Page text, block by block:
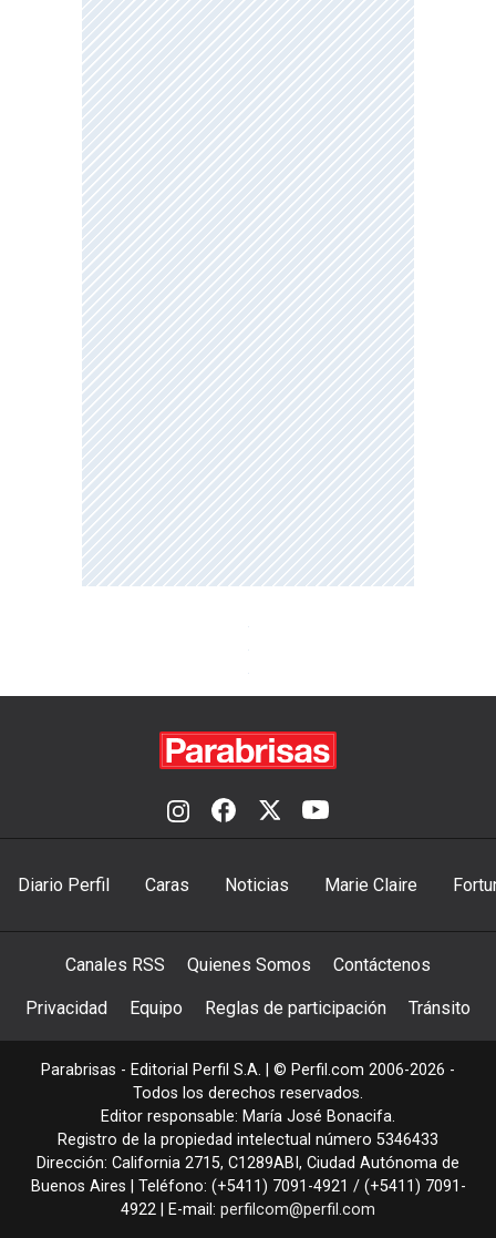
Diario Perfil Caras Noticias Marie Claire
Canales RSS Quienes Somos Contáctenos
Privacidad Equipo Reglas de participación Tránsito
Parabrisas - Editorial Perfil S.A. | © Perfil.com 2006-2026 -
Todos los derechos reservados.
Editor responsable: María José Bonacifa.
Registro de la propiedad intelectual número 5346433
Dirección: California 2715, C1289ABI , Ciudad Autónoma de
Buenos Aires | Teléfono: (+5411) 7091-4921 / (+5411) 7091-
4922 | E-mail: perfilcom@perfil.com